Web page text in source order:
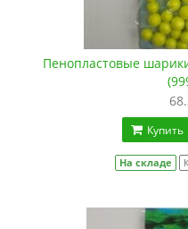
Пенопластовые
Купить
На складе